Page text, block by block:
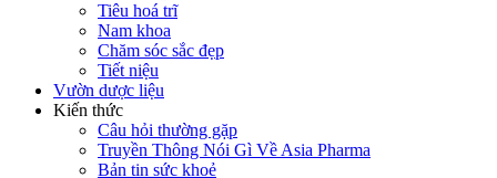
Tiêu hoá trĩ
Nam khoa
Chăm sóc sắc đẹp
Tiết niệu
Vườn dược liệu
Kiến thức
Câu hỏi thường gặp
Truyền Thông Nói Gì Về Asia Pharma
Bản tin sức khoẻ